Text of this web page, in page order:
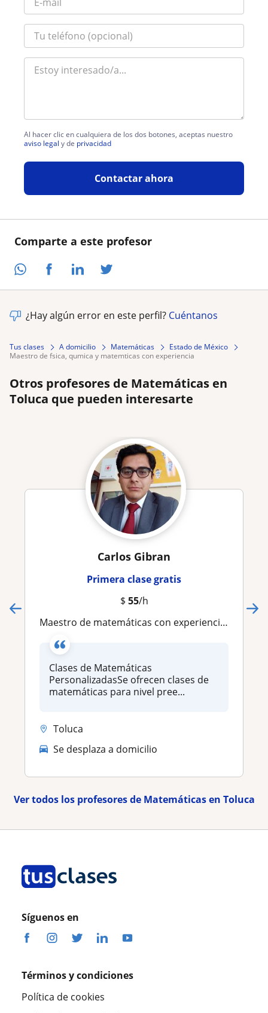
Comparte a este profesor
Al hacer clic en cualquiera de los dos botones, aceptas nuestro
aviso legal y de privacidad
Contactar ahora
¿Hay algún error en este perfil? Cuéntanos
Tus clases A domicilio Matemáticas
Estado de México
maestro de fsica, qumica y matemticas con experiencia
Otros profesores de Matemáticas en
Toluca que pueden interesarte
Carlos Gibran
Primera clase gratis
$ 55/h
Maestro de matemáticas con experiencia en linea
Clases de Matemáticas
PersonalizadasSe ofrecen clases de
matemáticas para nivel pree...
Toluca
Se desplaza a domicilio
Ver todos los profesores de Matemáticas en Toluca
Síguenos en
Términos y condiciones
Política de cookies